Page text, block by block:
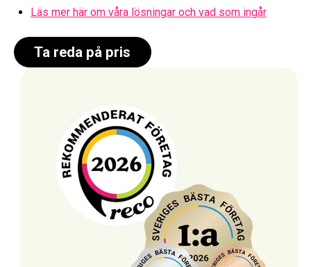
Läs mer här om våra lösningar och vad som ingår
Ta reda på pris